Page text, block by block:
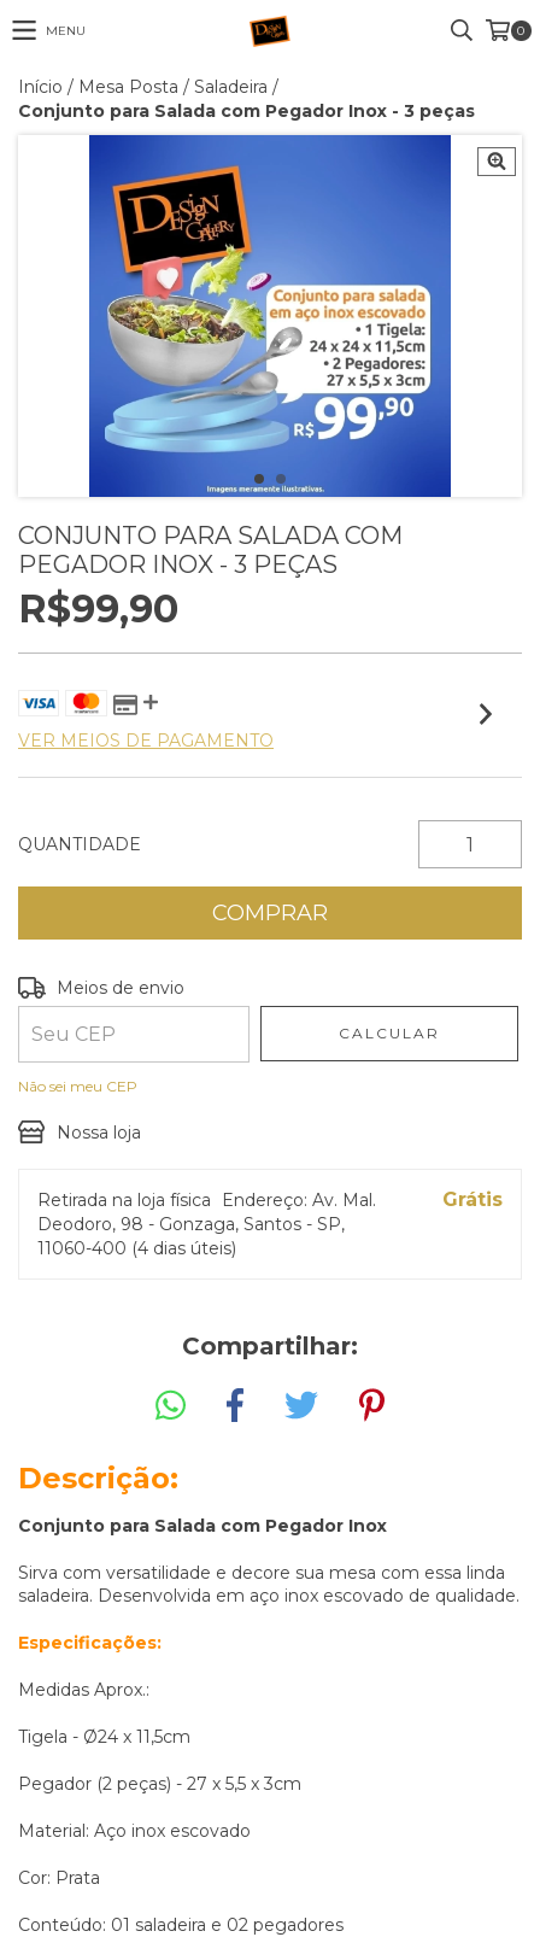
MENU 0
Início / Mesa Posta / Saladeira /
Conjunto para Salada com Pegador Inox - 3 peças
CONJUNTO PARA SALADA COM
PEGADOR INOX - 3 PEÇAS
R$99,90
VER MEIOS DE PAGAMENTO
QUANTIDADE
Entregas para o CEP:
Meios de envio
CALCULAR
Não sei meu CEP
Nossa loja
Retirada na loja física
Endereço: Av. Mal.
Deodoro, 98 - Gonzaga, Santos - SP,
11060-400 (4 dias úteis)
Grátis
Compartilhar:
Descrição:
Conjunto para Salada com Pegador Inox
Sirva com versatilidade e decore sua mesa com essa linda
saladeira. Desenvolvida em aço inox escovado de qualidade.
Especificações:
Medidas Aprox.:
Tigela - Ø24 x 11,5cm
Pegador (2 peças) - 27 x 5,5 x 3cm
Material: Aço inox escovado
Cor: Prata
Conteúdo: 01 saladeira e 02 pegadores